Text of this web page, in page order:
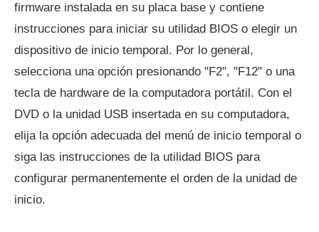
firmware instalada en su placa base y contiene
instrucciones para iniciar su utilidad BIOS o elegir un
dispositivo de inicio temporal. Por lo general,
selecciona una opción presionando "F2", "F12" o una
tecla de hardware de la computadora portátil. Con el
DVD o la unidad USB insertada en su computadora,
elija la opción adecuada del menú de inicio temporal o
siga las instrucciones de la utilidad BIOS para
configurar permanentemente el orden de la unidad de
inicio.